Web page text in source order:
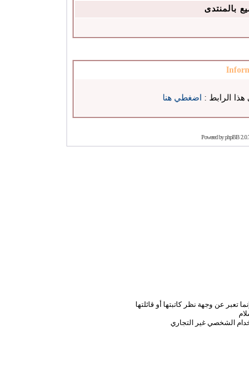
بالمنتدى
هذا الرابط : اضغطي هنا
Powered byphpBB
تعبر عن وجهة نظر كاتبتها أو قائلتها
الشخصي غير التجاري